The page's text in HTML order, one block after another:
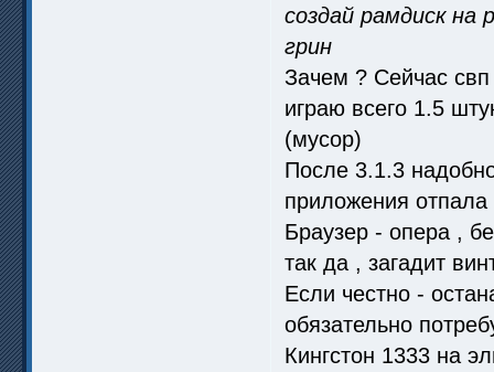
создай рамдиск на
грин
Зачем ? Сейчас
играю всего 1.5
(мусор)
После 3.1.3
приложения
Браузер - опера ,
так да , загадит
Если честно -
обязательно
Кингстон 1333 на